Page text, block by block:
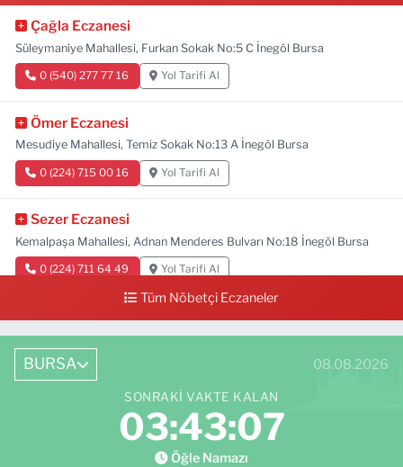
Çağla Eczanesi
Süleymaniye Mahallesi, Furkan Sokak No:5 C İnegöl Bursa
0 (540) 277 77 16 Yol Tarifi Al
Ömer Eczanesi
Mesudiye Mahallesi, Temiz Sokak No:13 A İnegöl Bursa
0 (224) 715 00 16 Yol Tarifi Al
Sezer Eczanesi
Kemalpaşa Mahallesi, Adnan Menderes Bulvarı No:18 İnegöl Bursa
0 (224) 711 64 49 Yol Tarifi Al
Tüm Nöbetçi Eczaneler
BURSA 08.08.2026
SONRAKI VAKTE KALAN
03:43:06
Öğle Namazı